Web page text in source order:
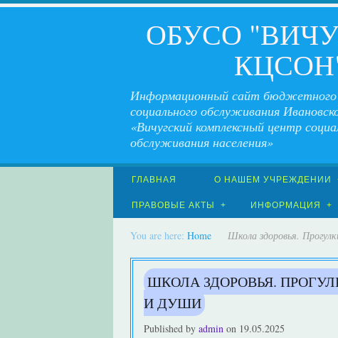
ОБУСО
Информационный сайт бюджетного
социального обслуживания
«Вичугский комплексный центр
обслуживания населения»
ГЛАВНАЯ О НАШЕМ УЧРЕЖДЕНИИ
ПРАВОВЫЕ АКТЫ ИНФОРМАЦИЯ
You are here: Home Школа здоровья.
ШКОЛА ЗДОРОВЬЯ.
И ДУШИ
Published by admin on 19.05.2025